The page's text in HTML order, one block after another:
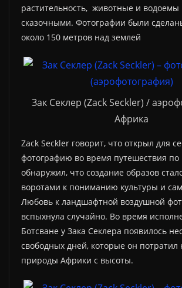
растительность, животные и водоемы
сказочными. Фотографии были
около 150 метров над землей
Зак Секлер (Zack Seckler) /
Африка
Zack Seckler говорит, что открыл для
фотографию во время путешествия по
обнаружил, что создание образов
воротами к пониманию культуры и
Любовь к ландшафтной воздушной
вспыхнула случайно. Во время
Ботсване у Зака Секлера появилось
свободных дней, которые он потратил
природы Африки с высоты.